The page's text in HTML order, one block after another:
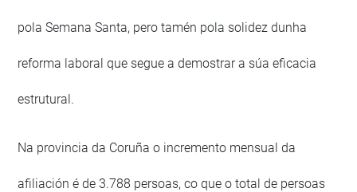
pola Semana Santa, pero tamén pola solidez dunha
reforma laboral que segue a demostrar a súa eficacia
estrutural.
Na provincia da Coruña o incremento mensual da
afiliación é de 3.788 persoas, co que o total de persoas